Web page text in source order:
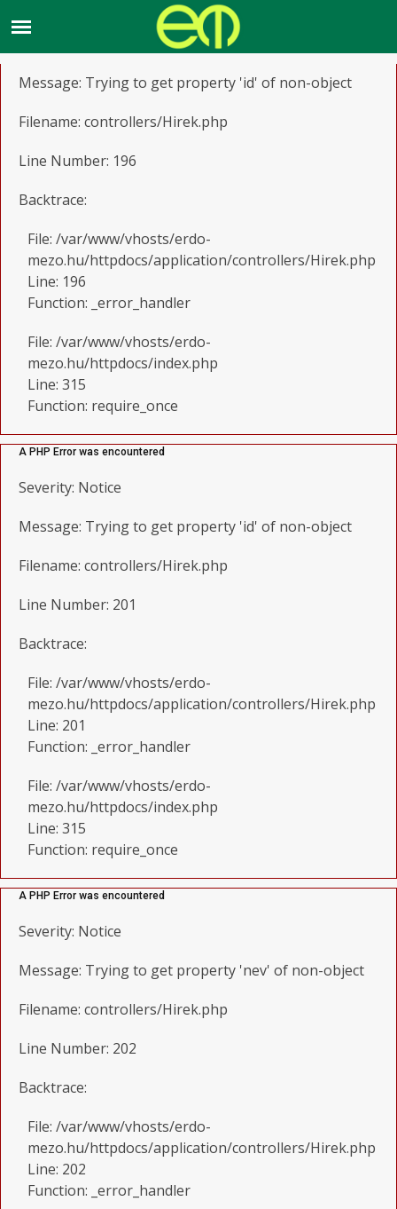
A PHP Error was encountered
Message: Trying to get property 'id' of non-object
Filename: controllers/Hirek.php
Line Number: 196
Backtrace:
File: /var/www/vhosts/erdo-
mezo.hu/httpdocs/application/controllers/Hirek.php
Line: 196
Function: _error_handler
File: /var/www/vhosts/erdo-
mezo.hu/httpdocs/index.php
Line: 315
Function: require_once
A PHP Error was encountered
Severity: Notice
Message: Trying to get property 'id' of non-object
Filename: controllers/Hirek.php
Line Number: 201
Backtrace:
File: /var/www/vhosts/erdo-
mezo.hu/httpdocs/application/controllers/Hirek.php
Line: 201
Function: _error_handler
File: /var/www/vhosts/erdo-
mezo.hu/httpdocs/index.php
Line: 315
Function: require_once
A PHP Error was encountered
Severity: Notice
Message: Trying to get property 'nev' of non-object
Filename: controllers/Hirek.php
Line Number: 202
Backtrace:
File: /var/www/vhosts/erdo-
mezo.hu/httpdocs/application/controllers/Hirek.php
Line: 202
Function: _error_handler